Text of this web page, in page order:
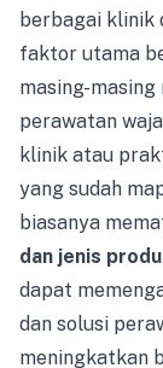
berbagai klinik
faktor utama
masing-
perawatan
klinik atau
yang sudah
biasanya
dan jenis
dapat
dan solusi
meningkatkan